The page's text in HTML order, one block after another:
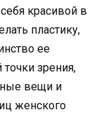
красивой в
пластику,
ее
зрения,
вещи и
женского